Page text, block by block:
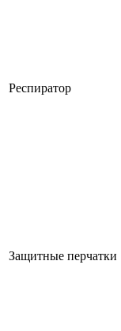
Респиратор
Защитные перчатки